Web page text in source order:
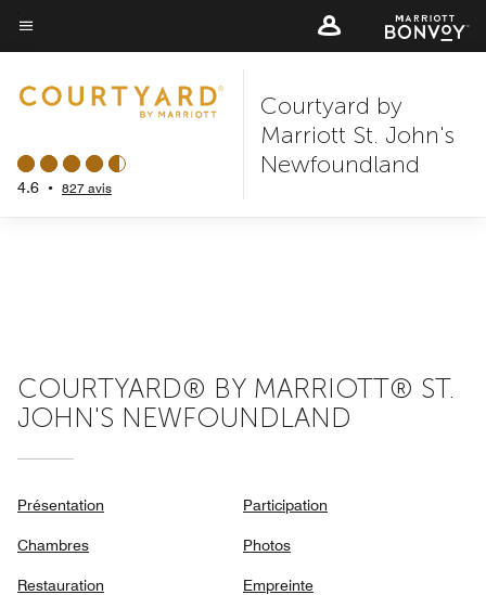
Skip
to
content
Texte du menu
4.6 • 827 avis
Courtyard by
Marriott St. John's
Newfoundland
COURTYARD® BY MARRIOTT® ST.
JOHN'S NEWFOUNDLAND
Présentation
Chambres
Restauration
Participation
Photos
Empreinte